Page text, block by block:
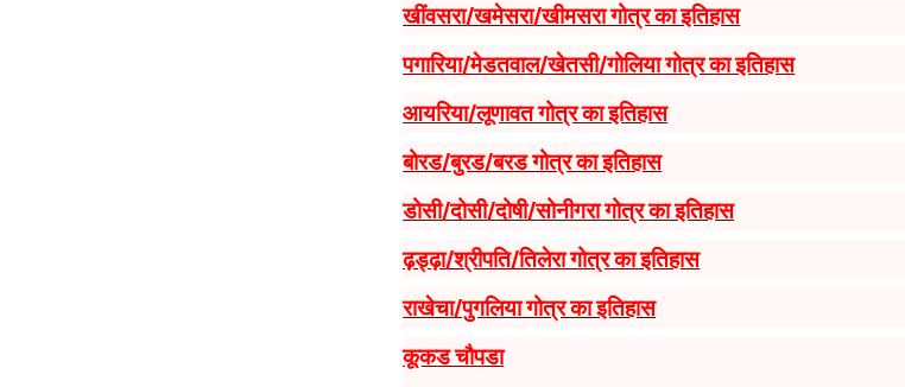
खींवसरा/खमेसरा/खीमसरा गोत्र का इतिहास
पगारिया/मेडतवाल/खेतसी/गोलिया गोत्र का इतिहास
आयरिया/लूणावत गोत्र का इतिहास
बोरड/बुरड/बरड गोत्र का इतिहास
डोसी/दोसी/दोषी/सोनीगरा गोत्र का इतिहास
ढ़ड्ढ़ा/श्रीपति/तिलेरा गोत्र का इतिहास
राखेचा/पुगलिया गोत्र का इतिहास
कूकड चौपडा